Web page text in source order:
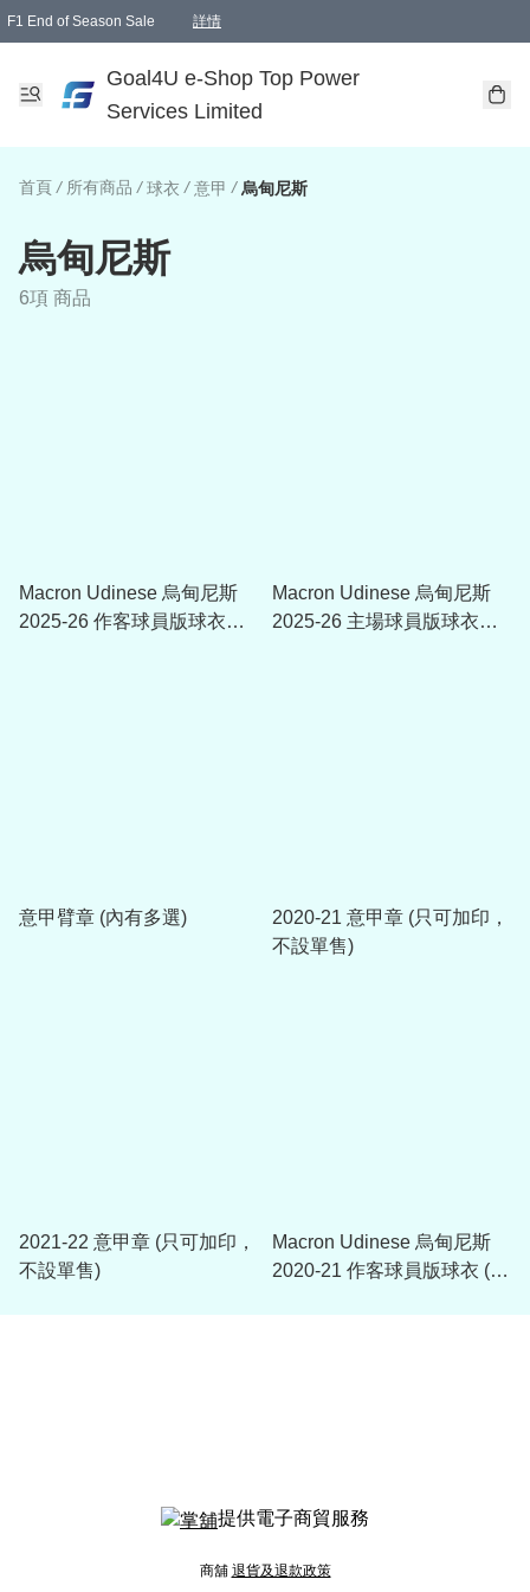
F1 End of Season Sale 詳情
Goal4U e-Shop Top Power
Services Limited
首頁 / 所有商品 / 球衣 / 意甲 / 烏甸尼斯
烏甸尼斯
6項 商品
Macron Udinese 烏甸尼斯
2025-26 作客球員版球衣
Macron Udinese 烏甸尼斯
2025-26 主場球員版球衣
意甲臂章 (內有多選)
2020-21 意甲章 (只可加印，
不設單售)
2021-22 意甲章 (只可加印，
不設單售)
Macron Udinese 烏甸尼斯
2020-21 作客球員版球衣 (可
提供電子商貿服務
商舖 退貨及退款政策